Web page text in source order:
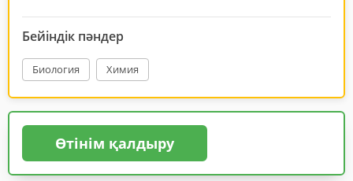
Бейіндік пәндер
Биология Химия
Өтінім қалдыру